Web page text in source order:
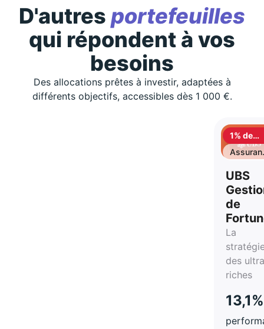
D'autres portefeuilles
qui répondent à vos
besoins
Des allocations prêtes à investir, adaptées à
différents objectifs, accessibles dès 1 000 €.
1% de
UBS
de
La
des
riches
13,1%